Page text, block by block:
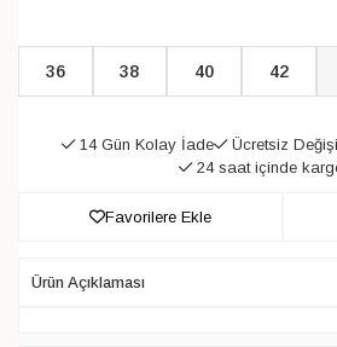
36 38 40 42
14 Gün Kolay İade Ücretsiz
24 saat içinde
Favorilere Ekle
Ürün Açıklaması